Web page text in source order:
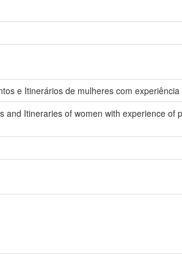
e Itinerários de mulheres com
Itineraries of women with experience of